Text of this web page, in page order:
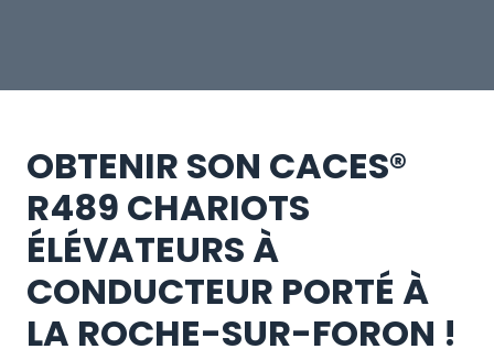
OBTENIR SON CACES®
R489 CHARIOTS
ÉLÉVATEURS À
CONDUCTEUR PORTÉ À
LA ROCHE-SUR-FORON !